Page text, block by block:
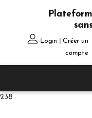
Login | Créer un
compte
238